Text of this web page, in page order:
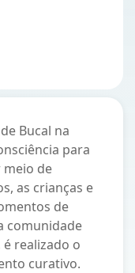
Bucal na
para
meio de
as crianças e
de
comunidade
realizado o
curativo.